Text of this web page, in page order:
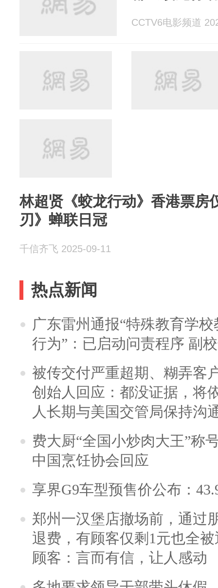
CCTV6电影频道
林超贤《蛟龙行动》香港票房
刃》蝉联日冠
千信齐飞 2025-09-11
热点新闻
广东雷州通报“特殊教育学
行为”：已启动问责程序 副
被传交付严重超期、糊弄客
创始人回应：都没证据，将
人长期与美国交管局保持沟
费大厨“全国小炒肉大王”称
中国烹饪协会回应
享界G9车型预售价公布：
郑州一汉堡店撤场前，通过
退费，有顾客仅剩1元也全
顾客：言而有信，让人感动